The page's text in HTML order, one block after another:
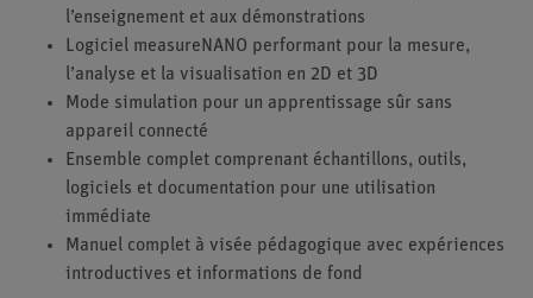
l’enseignement et aux démonstrations
Logiciel measureNANO performant pour la mesure,
l’analyse et la visualisation en 2D et 3D
Mode simulation pour un apprentissage sûr sans
appareil connecté
Ensemble complet comprenant échantillons, outils,
logiciels et documentation pour une utilisation
immédiate
Manuel complet à visée pédagogique avec expériences
introductives et informations de fond